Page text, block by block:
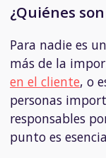
¿Quiénes
Para nadie es
más de la
en el cliente, o
personas
responsables
punto es